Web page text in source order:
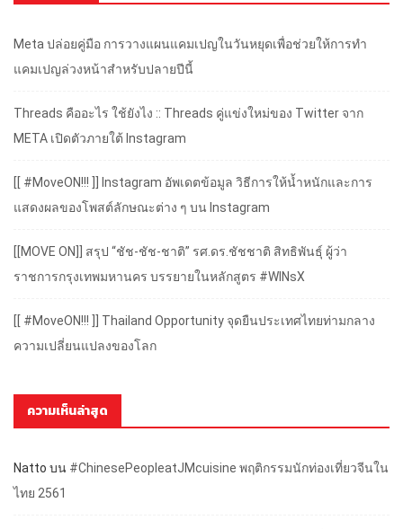
Meta ปล่อยคู่มือ การวางแผนแคมเปญในวันหยุดเพื่อช่วยให้การทำ
แคมเปญล่วงหน้าสำหรับปลายปีนี้
Threads คืออะไร ใช้ยังไง :: Threads คู่แข่งใหม่ของ Twitter จาก
META เปิดตัวภายใต้ Instagram
[[ #MoveON!!! ]] Instagram อัพเดตข้อมูล วิธีการให้น้ำหนักและการ
แสดงผลของโพสต์ลักษณะต่าง ๆ บน Instagram
[[MOVE ON]] สรุป “ชัช-ชัช-ชาติ” รศ.ดร.ชัชชาติ สิทธิพันธุ์ ผู้ว่า
ราชการกรุงเทพมหานคร บรรยายในหลักสูตร #WINsX
[[ #MoveON!!! ]] Thailand Opportunity จุดยืนประเทศไทยท่ามกลาง
ความเปลี่ยนแปลงของโลก
ความเห็นล่าสุด
Natto บน #ChinesePeopleatJMcuisine พฤติกรรมนักท่องเที่ยวจีนใน
ไทย 2561